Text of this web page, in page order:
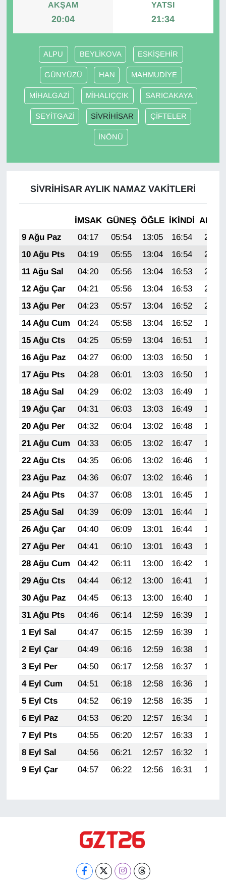
AKŞAM
20:04
YATSI
21:34
ALPU BEYLİKOVA ESKİŞEHİR
GÜNYÜZÜ HAN MAHMUDİYE
MİHALGAZİ MİHALIÇÇIK SARICAKAYA
SEYİTGAZİ SİVRİHİSAR ÇİFTELER
İNÖNÜ
SİVRİHİSAR AYLIK NAMAZ VAKITLERI
İMSAK GÜNEŞ ÖĞLE İKINDI
9 Ağu Paz
04:17 05:54 13:05 16:54
20:05
10 Ağu Pts
04:19 05:55 13:04 16:54
20:04
11 Ağu Sal
04:20 05:56 13:04 16:53
20:03
12 Ağu Çar
04:21 05:56 13:04 16:53
20:02
13 Ağu Per
04:23 05:57 13:04 16:52
20:00
14 Ağu Cum
04:24 05:58 13:04 16:52
19:59
15 Ağu Cts
04:25 05:59 13:04 16:51
19:58
16 Ağu Paz
04:27 06:00 13:03 16:50
19:56
17 Ağu Pts
04:28 06:01 13:03 16:50
19:55
18 Ağu Sal
04:29 06:02 13:03 16:49
19:54
19 Ağu Çar
04:31 06:03 13:03 16:49
19:52
20 Ağu Per
04:32 06:04 13:02 16:48
19:51
21 Ağu Cum
04:33 06:05 13:02 16:47
19:50
22 Ağu Cts
04:35 06:06 13:02 16:46
19:48
23 Ağu Paz
04:36 06:07 13:02 16:46
19:47
24 Ağu Pts
04:37 06:08 13:01 16:45
19:45
25 Ağu Sal
04:39 06:09 13:01 16:44
19:44
26 Ağu Çar
04:40 06:09 13:01 16:44
19:42
27 Ağu Per
04:41 06:10 13:01 16:43
19:41
28 Ağu Cum
04:42 06:11 13:00 16:42
19:39
29 Ağu Cts
04:44 06:12 13:00 16:41
19:38
30 Ağu Paz
04:45 06:13 13:00 16:40
19:36
31 Ağu Pts
04:46 06:14 12:59 16:39
19:35
1 Eyl Sal
04:47 06:15 12:59 16:39
19:33
2 Eyl Çar
04:49 06:16 12:59 16:38
19:32
3 Eyl Per
04:50 06:17 12:58 16:37
19:30
4 Eyl Cum
04:51 06:18 12:58 16:36
19:29
5 Eyl Cts
04:52 06:19 12:58 16:35
19:27
6 Eyl Paz
04:53 06:20 12:57 16:34
19:25
7 Eyl Pts
04:55 06:20 12:57 16:33
19:24
8 Eyl Sal
04:56 06:21 12:57 16:32
19:22
9 Eyl Çar
04:57 06:22 12:56 16:31 19:21